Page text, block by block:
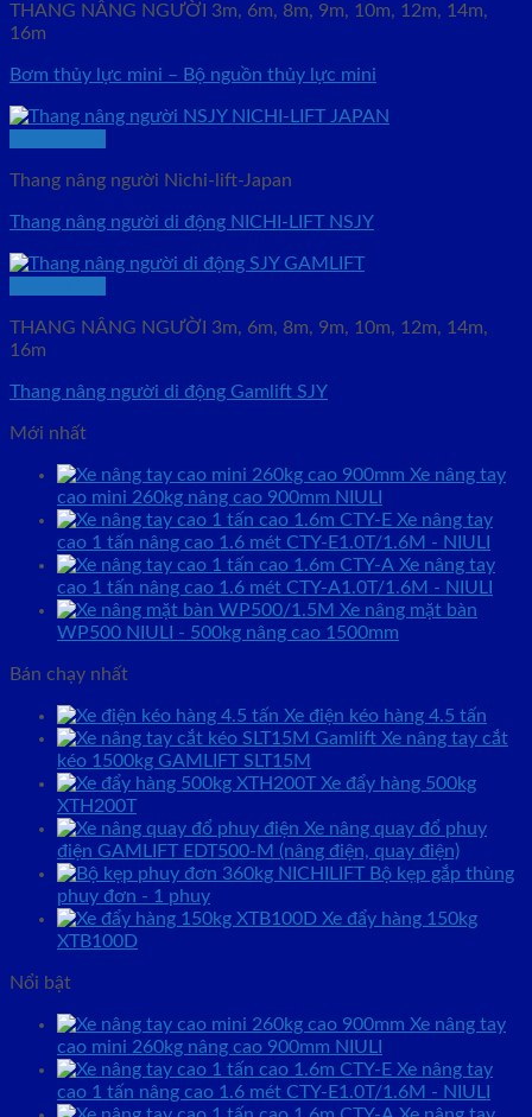
THANG NÂNG NGƯỜI 3m, 6m, 8m, 9m, 10m, 12m, 14m,
16m
Bơm thủy lực mini – Bộ nguồn thủy lực mini
Thang nâng người Nichi-lift-Japan
Thang nâng người di động NICHI-LIFT NSJY
THANG NÂNG NGƯỜI 3m, 6m, 8m, 9m, 10m, 12m, 14m,
16m
Thang nâng người di động Gamlift SJY
Mới nhất
Xe nâng tay
cao mini 260kg nâng cao 900mm NIULI
Xe nâng tay
cao 1 tấn nâng cao 1.6 mét CTY-E1.0T/1.6M - NIULI
Xe nâng tay
cao 1 tấn nâng cao 1.6 mét CTY-A1.0T/1.6M - NIULI
Xe nâng mặt bàn
WP500 NIULI - 500kg nâng cao 1500mm
Bán chạy nhất
Xe điện kéo hàng 4.5 tấn
Xe nâng tay cắt
kéo 1500kg GAMLIFT SLT15M
Xe đẩy hàng 500kg
XTH200T
Xe nâng quay đổ phuy
điện GAMLIFT EDT500-M (nâng điện, quay điện)
Bộ kẹp gắp thùng
phuy đơn - 1 phuy
Xe đẩy hàng 150kg
XTB100D
Nổi bật
Xe nâng tay
cao mini 260kg nâng cao 900mm NIULI
Xe nâng tay
cao 1 tấn nâng cao 1.6 mét CTY-E1.0T/1.6M - NIULI